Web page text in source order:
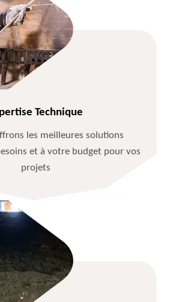
Technique
les meilleures solutions
et à votre budget pour vos
projets